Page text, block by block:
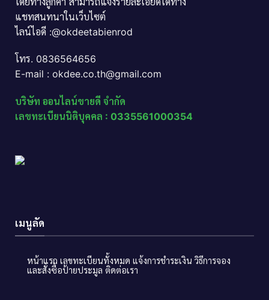
แชทสนทนาในเว็บไซต์
ไลน์ไอดี :@okdeetabienrod
โทร. 0836564656
E-mail : okdee.co.th@gmail.com
บริษัท ออนไลน์ขายดี จำกัด
เลขทะเบียนนิติบุคคล : 0335561000354
เมนูลัด
หน้าแรก เลขทะเบียนทั้งหมด แจ้งการชำระเงิน วิธีการจอง
และสั่งซื้อป้ายประมูล ติดต่อเรา